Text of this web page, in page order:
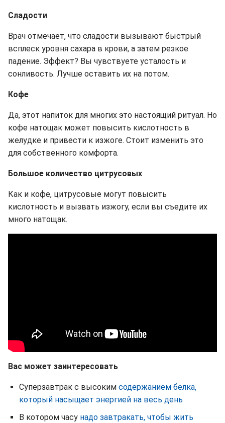
Сладости
Врач отмечает, что сладости вызывают быстрый
всплеск уровня сахара в крови, а затем резкое
падение. Эффект? Вы чувствуете усталость и
сонливость. Лучше оставить их на потом.
Кофе
Да, этот напиток для многих это настоящий ритуал. Но
кофе натощак может повысить кислотность в
желудке и привести к изжоге. Стоит изменить это
для собственного комфорта.
Большое количество цитрусовых
Как и кофе, цитрусовые могут повысить
кислотность и вызвать изжогу, если вы съедите их
много натощак.
Вас может заинтересовать
Суперзавтрак с высоким содержанием белка,
который насыщает энергией на весь день
В котором часу надо завтракать, чтобы жить